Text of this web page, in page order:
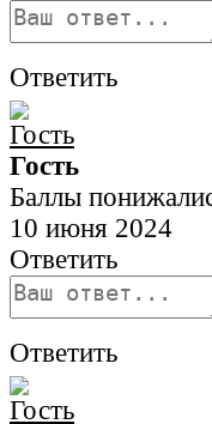
Ответить
Гость
Баллы
10 июня 2024
Ответить
Ответить